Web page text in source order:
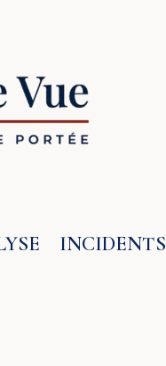
INCIDENTS